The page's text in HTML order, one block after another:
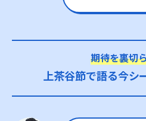
期待を裏切
上茶谷節で語る今シ